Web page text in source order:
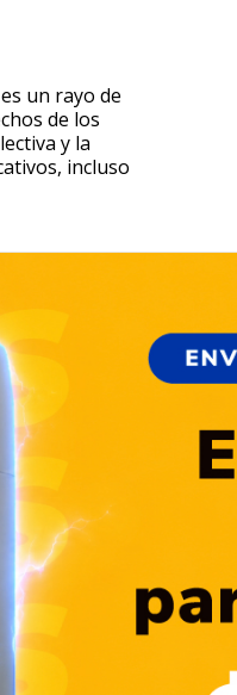
un rayo de
de los
y la
incluso